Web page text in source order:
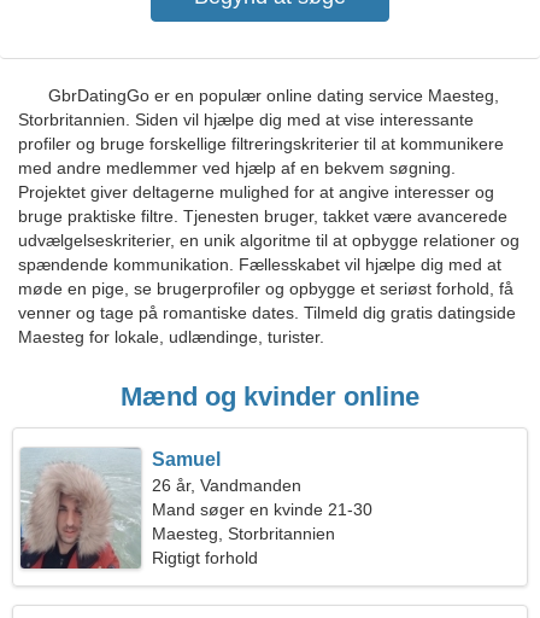
GbrDatingGo er en populær online dating service Maesteg,
Storbritannien. Siden vil hjælpe dig med at vise interessante
profiler og bruge forskellige filtreringskriterier til at kommunikere
med andre medlemmer ved hjælp af en bekvem søgning.
Projektet giver deltagerne mulighed for at angive interesser og
bruge praktiske filtre. Tjenesten bruger, takket være avancerede
udvælgelseskriterier, en unik algoritme til at opbygge relationer og
spændende kommunikation. Fællesskabet vil hjælpe dig med at
møde en pige, se brugerprofiler og opbygge et seriøst forhold, få
venner og tage på romantiske dates. Tilmeld dig gratis datingside
Maesteg for lokale, udlændinge, turister.
Mænd og kvinder online
Samuel
26 år, Vandmanden
Mand søger en kvinde 21-30
Maesteg, Storbritannien
Rigtigt forhold